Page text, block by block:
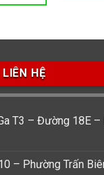
HỆ
T3 – Đường 18E –
– Phường Trấn